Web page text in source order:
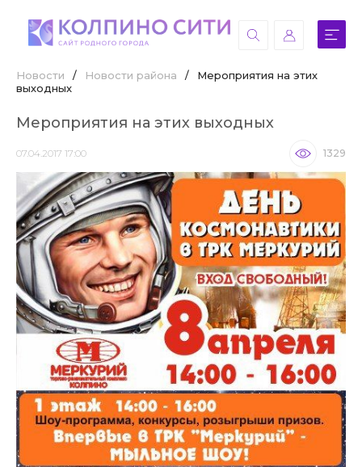
Новости / Новости района /
Мероприятия на этих
выходных
Мероприятия на этих выходных
07.04.2017 17:00 1329